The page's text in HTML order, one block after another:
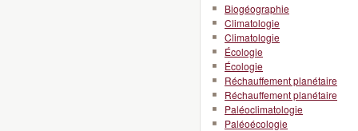
Biogéographie
Climatologie
Climatologie
Écologie
Écologie
Réchauffement planétaire
Réchauffement planétaire
Paléoclimatologie
Paléoécologie